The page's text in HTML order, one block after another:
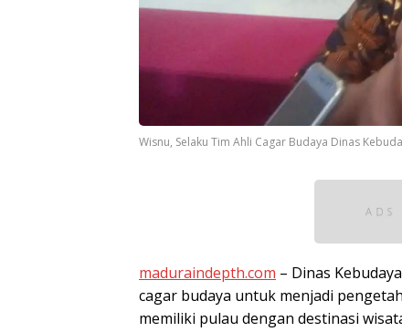
Wisnu, Selaku Tim Ahli Cagar Budaya Dinas
maduraindepth.com – Dinas
cagar budaya untuk menjadi
memiliki pulau dengan destinasi